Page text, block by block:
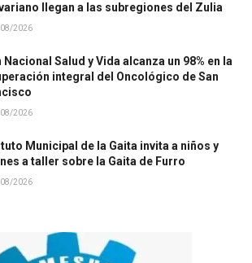
llegan a las subregiones del Zulia
2026
Nacional Salud y Vida alcanza un 98% en la
integral del Oncológico de San
2026
Municipal de la Gaita invita a niños y
a taller sobre la Gaita de Furro
2026